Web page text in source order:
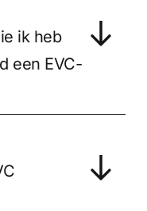
ik heb
een EVC-